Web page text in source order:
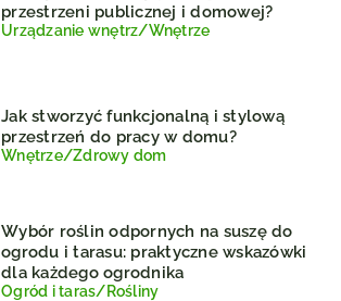
przestrzeni publicznej i domowej?
Urządzanie wnętrz/Wnętrze
Jak stworzyć funkcjonalną i stylową
przestrzeń do pracy w domu?
Wnętrze/Zdrowy dom
Wybór roślin odpornych na suszę do
ogrodu i tarasu: praktyczne wskazówki
dla każdego ogrodnika
Ogród i taras/Rośliny